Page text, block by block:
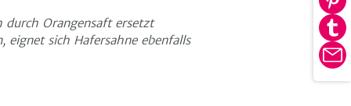
E-
durch Orangensaft ersetzt
eignet sich Hafersahne ebenfalls